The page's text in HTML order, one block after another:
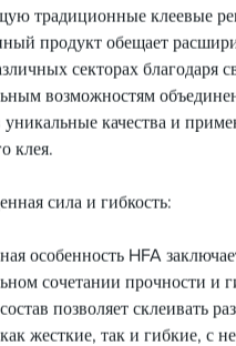
традиционные клеевые
продукт обещает
секторах благодаря
возможностям
уникальные качества и
клея.
сила и гибкость:
особенность HFA
сочетании прочности и
позволяет склеивать
жесткие, так и гибкие, с